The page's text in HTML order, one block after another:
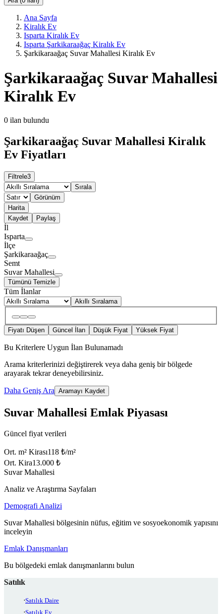
Ana Sayfa
Kiralık Ev
Isparta Kiralık Ev
Isparta Şarkikaraağaç Kiralık Ev
Şarkikaraağaç Suvar Mahallesi Kiralık Ev
Şarkikaraağaç Suvar Mahallesi
Kiralık Ev
0 ilan bulundu
Şarkikaraağaç Suvar Mahallesi Kiralık
Ev Fiyatları
Filtrele3
Sırala
Görünüm
Harita
Kaydet
Paylaş
İl
Isparta
İlçe
Şarkikaraağaç
Semt
Suvar Mahallesi
Tümünü Temizle
Tüm İlanlar
Akıllı Sıralama
Fiyatı Düşen Güncel İlan Düşük Fiyat Yüksek Fiyat
Bu Kriterlere Uygun İlan Bulunamadı
Arama kriterlerinizi değiştirerek veya daha geniş bir bölgede
arayarak tekrar deneyebilirsiniz.
Daha Geniş Ara Aramayı Kaydet
Suvar Mahallesi Emlak Piyasası
Güncel fiyat verileri
Ort. m² Kirası118 ₺/m²
Ort. Kira13.000 ₺
Suvar Mahallesi
Analiz ve Araştırma Sayfaları
Demografi Analizi
Suvar Mahallesi bölgesinin nüfus, eğitim ve sosyoekonomik yapısını
inceleyin
Emlak Danışmanları
Bu bölgedeki emlak danışmanlarını bulun
Satılık
Satılık Daire
Satılık Ev